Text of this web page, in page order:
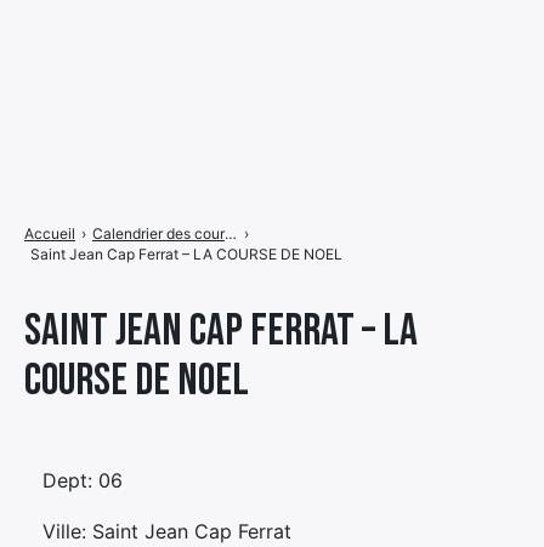
Saint Jean Cap Ferrat – LA
COURSE DE NOEL
Accueil › Calendrier des courses ›
Saint Jean Cap Ferrat – LA COURSE DE NOEL
Dept: 06
Ville: Saint Jean Cap Ferrat
de
menu
Élément
de
Élément
de